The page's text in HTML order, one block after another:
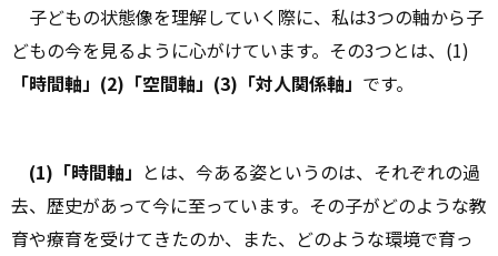
子どもの状態像を理解していく際に、私は3つの軸から子
どもの今を見るように心がけています。その3つとは、(1)
「時間軸」(2)「空間軸」(3)「対人関係軸」 です。
(1)「時間軸」 とは、今ある姿というのは、それぞれの過
去、歴史があって今に至っています。その子がどのような教
育や療育を受けてきたのか、また、どのような環境で育っ